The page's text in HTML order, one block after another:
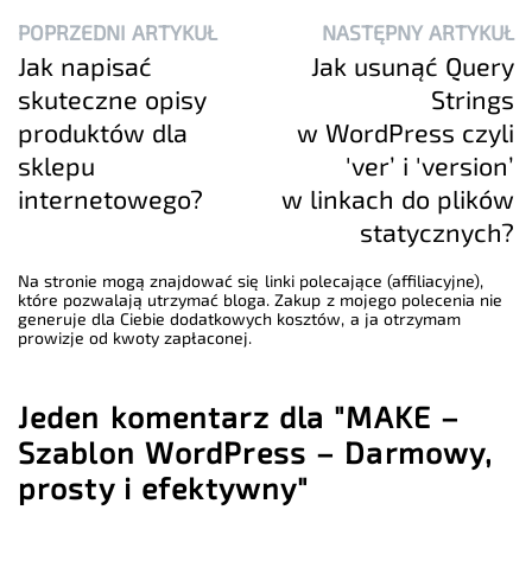
POPRZEDNI ARTYKUŁ
Jak napisać
skuteczne opisy
produktów dla
sklepu
internetowego?
NASTĘPNY ARTYKUŁ
Jak usunąć Query
Strings
w WordPress czyli
'ver’ i 'version’
w linkach do plików
statycznych?
Na stronie mogą znajdować się linki polecające (affiliacyjne),
które pozwalają utrzymać bloga. Zakup z mojego polecenia nie
generuje dla Ciebie dodatkowych kosztów, a ja otrzymam
prowizje od kwoty zapłaconej.
Jeden komentarz dla "MAKE –
Szablon WordPress – Darmowy,
prosty i efektywny"